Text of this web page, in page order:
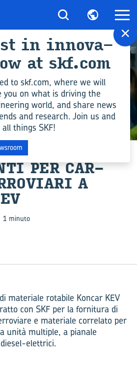
PER CAR­
A
1 minuto
materiale rotabile Koncar KEV
con SKF per la fornitura di
e materiale correlato per
unità multiple, a pianale
elettrici.
×
in in­no­va­
at skf.com
to skf.com, where we will
you on what is driving the
world, and share news
and research. Join us and
things SKF!